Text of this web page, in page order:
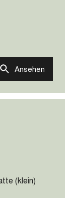
Ansehen
(klein)